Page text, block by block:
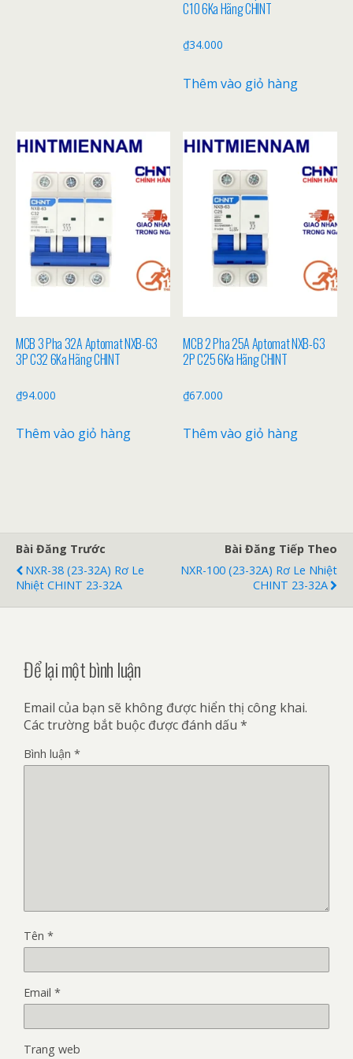
C10 6Ka Hãng CHINT
₫34.000
Thêm vào giỏ hàng
MCB 3 Pha 32A Aptomat NXB-63
3P C32 6Ka Hãng CHINT
₫94.000
Thêm vào giỏ hàng
MCB 2 Pha 25A Aptomat NXB-63
2P C25 6Ka Hãng CHINT
₫67.000
Thêm vào giỏ hàng
Bài Đăng Trước
NXR-38 (23-32A) Rơ Le
Nhiệt CHINT 23-32A
Bài Đăng Tiếp Theo
NXR-100 (23-32A) Rơ Le Nhiệt
CHINT 23-32A
Để lại một bình luận
Email của bạn sẽ không được hiển thị công khai.
Các trường bắt buộc được đánh dấu *
Bình luận *
Tên *
Email *
Trang web